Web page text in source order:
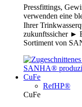
Pressfittings,
verwenden eine
Ihrer
zukunftssicher ►
Sortiment von
CuFe
RefHP®
CuFe